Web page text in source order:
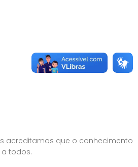
acreditamos que o conhecimento
todos.